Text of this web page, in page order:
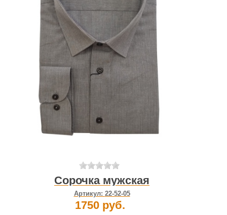
Сорочка мужская
Артикул: 22-52-05
1750 руб.